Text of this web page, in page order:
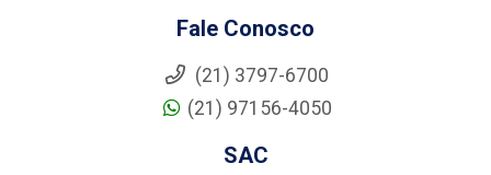
Fale Conosco
(21) 3797-6700
(21) 97156-4050
SAC